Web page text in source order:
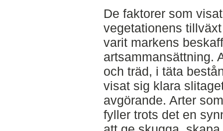
De faktorer som
vegetationens
varit markens
artsammansättning.
och träd, i täta
visat sig klara
avgörande. Arter
fyller trots det en